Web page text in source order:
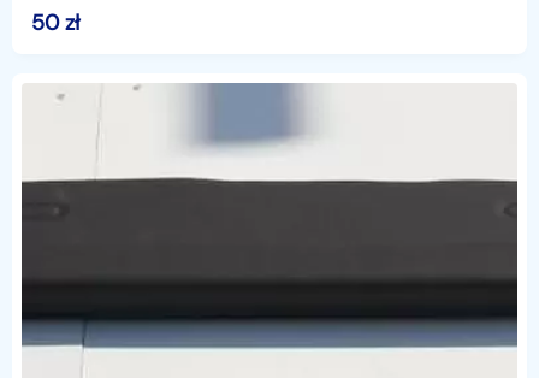
2008-2012r.Zastosowanie:Ford Kuga MK1, od: 25.02.2008
do: 10.1
50zł